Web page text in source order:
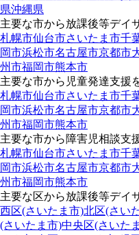
県沖縄県
主要な市から放課後等デイ
札幌市仙台市さいたま市千
岡市浜松市名古屋市京都市
州市福岡市熊本市
主要な市から児童発達支援
札幌市仙台市さいたま市千
岡市浜松市名古屋市京都市
州市福岡市熊本市
主要な市から障害児相談支
札幌市仙台市さいたま市千
岡市浜松市名古屋市京都市
州市福岡市熊本市
主要な区から放課後等デイ
西区(さいたま市)北区(さい
(さいたま市)中央区(さいた